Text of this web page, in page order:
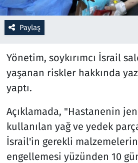
Paylaş
Yönetim, soykırımcı İsrail
yaşanan riskler hakkında
yaptı.
Açıklamada, "Hastanenin
kullanılan yağ ve yedek
İsrail'in gerekli
engellemesi yüzünden 10
Savunma Sanayi
Seçim 2023
Spor
Teknoloji ve Bilim
Televizyon